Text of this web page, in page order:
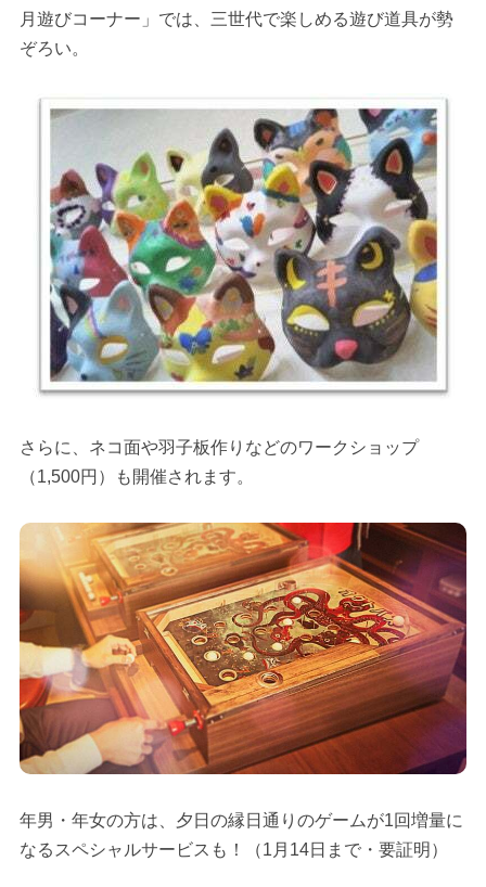
月遊びコーナー」では、三世代で楽しめる遊び道具が勢
ぞろい。
さらに、ネコ面や羽子板作りなどのワークショップ
（1,500円）も開催されます。
年男・年女の方は、夕日の縁日通りのゲームが1回増量に
なるスペシャルサービスも！（1月14日まで・要証明）